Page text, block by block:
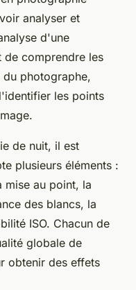
analyser et
d'une
de comprendre les
photographe,
les points
de nuit, il est
plusieurs éléments :
au point, la
des blancs, la
ISO. Chacun de
globale de
obtenir des effets